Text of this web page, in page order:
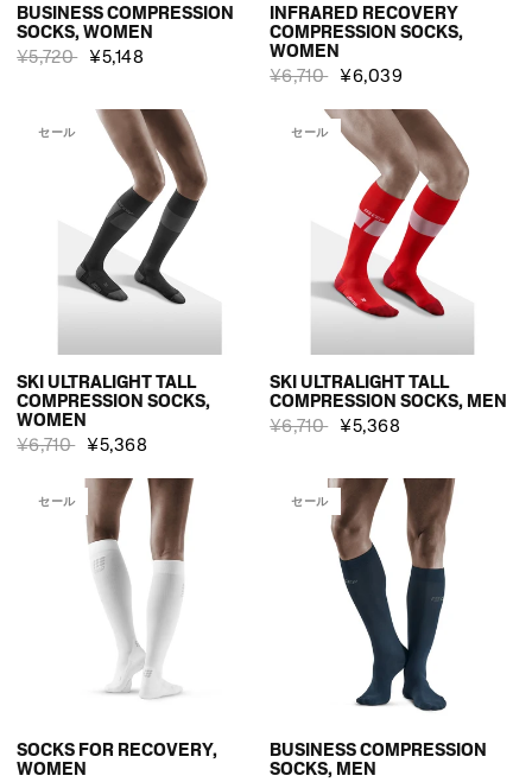
BUSINESS COMPRESSION
SOCKS, WOMEN
¥5,720 ¥5,148
INFRARED RECOVERY
COMPRESSION SOCKS,
WOMEN
¥6,710 ¥6,039
セール
SKI ULTRALIGHT TALL
COMPRESSION SOCKS,
WOMEN
¥6,710 ¥5,368
セール
SKI ULTRALIGHT TALL
COMPRESSION SOCKS, MEN
¥6,710 ¥5,368
セール
SOCKS FOR RECOVERY,
WOMEN
セール
BUSINESS COMPRESSION
SOCKS, MEN